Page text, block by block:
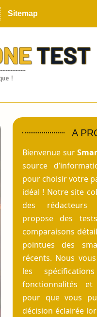
Sitemap
A
Bienvenue sur
source
pour choisir votre
idéal ! Notre site
des rédacteurs
propose des
comparaisons
pointues des
récents. Nous
les
fonctionnalités
pour que vous
décision éclairée